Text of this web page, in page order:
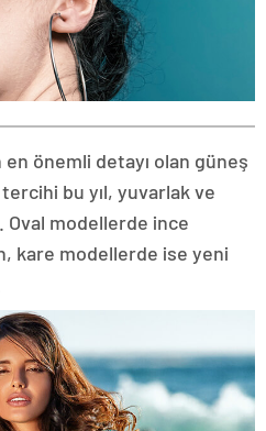
önemli detayı olan güneş
bu yıl, yuvarlak ve
modellerde ince
kare modellerde ise yeni